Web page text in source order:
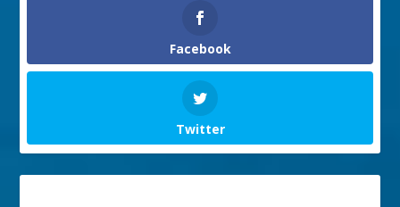
Facebook
Twitter